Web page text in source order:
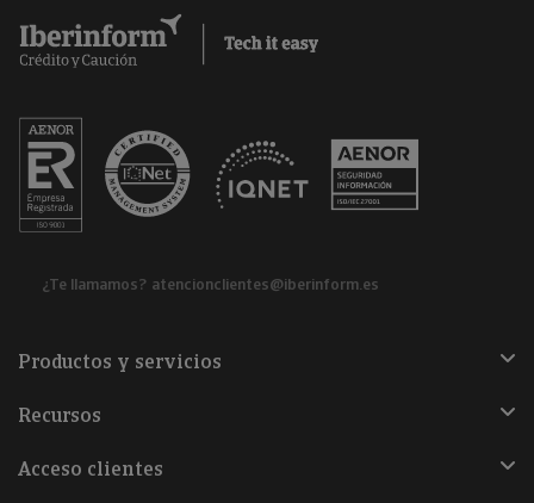
¿Te llamamos? atencionclientes@iberinform.es
Productos y servicios
Recursos
Acceso clientes